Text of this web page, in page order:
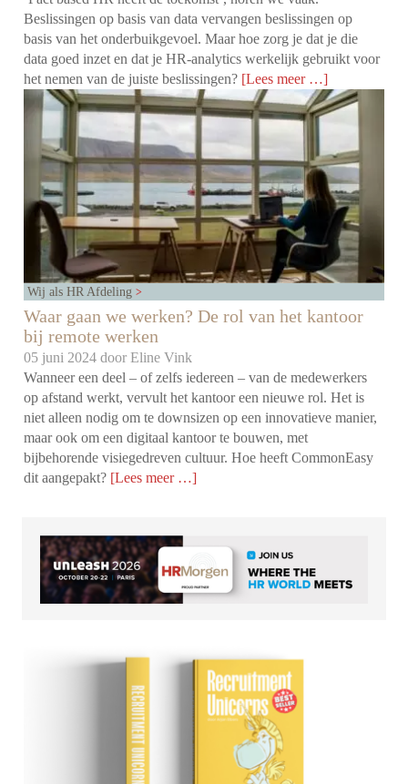
Beslissingen op basis van data vervangen beslissingen op
basis van het onderbuikgevoel. Maar hoe zorg je dat je die
data goed inzet en dat je HR-analytics werkelijk gebruikt voor
het nemen van de juiste beslissingen? [Lees meer …]
Wij als HR Afdeling
Waar gaan we werken? De rol van het kantoor
bij remote werken
05 juni 2024 doorEline Vink
Wanneer een deel – of zelfs iedereen – van de medewerkers
op afstand werkt, vervult het kantoor een nieuwe rol. Het is
niet alleen nodig om te downsizen op een innovatieve manier,
maar ook om een digitaal kantoor te bouwen, met
bijbehorende visiegedreven cultuur. Hoe heeft CommonEasy
dit aangepakt? [Lees meer …]